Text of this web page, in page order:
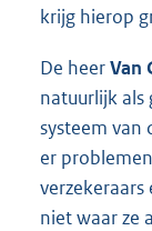
krijg hierop
De heerVan
natuurlijk als
systeem van
er
niet waar ze